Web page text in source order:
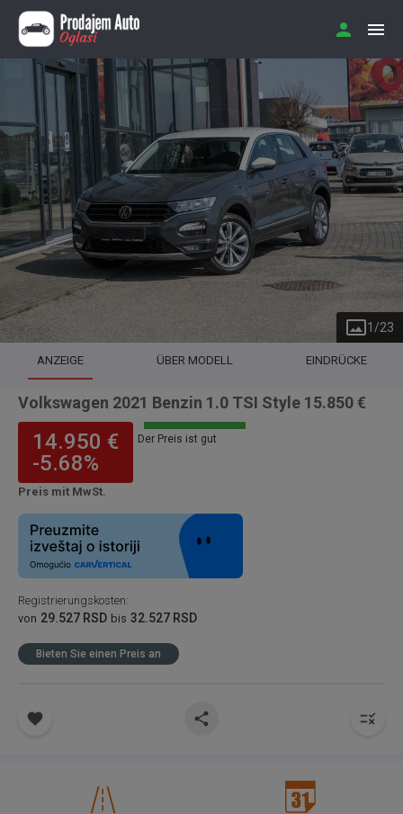
1 /23
ANZEIGE ÜBER MODELL EINDRÜCKE
Volkswagen 2021 Benzin 1.0 TSI Style 15.850 €
14.950 €
-5.68%
Preis mit MwSt.
Der Preis ist gut
Registrierungskosten:
von 29.527 RSD bis 32.527 RSD
Bieten Sie einen Preis an